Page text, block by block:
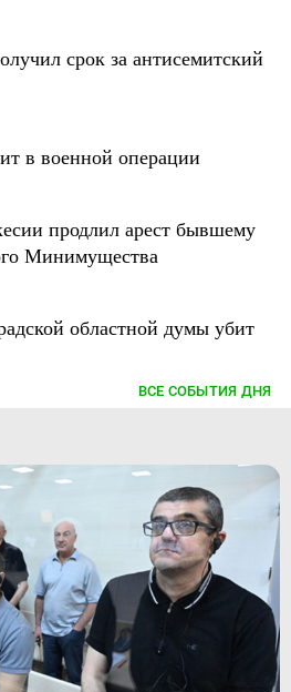
срок за антисемитский
в военной операции
продлил арест бывшему
Минимущества
областной думы убит
ВСЕ СОБЫТИЯ ДНЯ